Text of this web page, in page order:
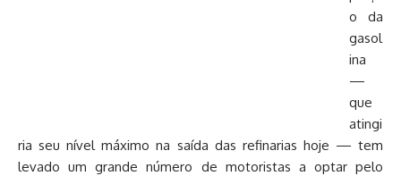
o da
gasol
ina
—
que
atingi
ria seu nível máximo na saída das refinarias hoje — tem
levado um grande número de motoristas a optar pelo